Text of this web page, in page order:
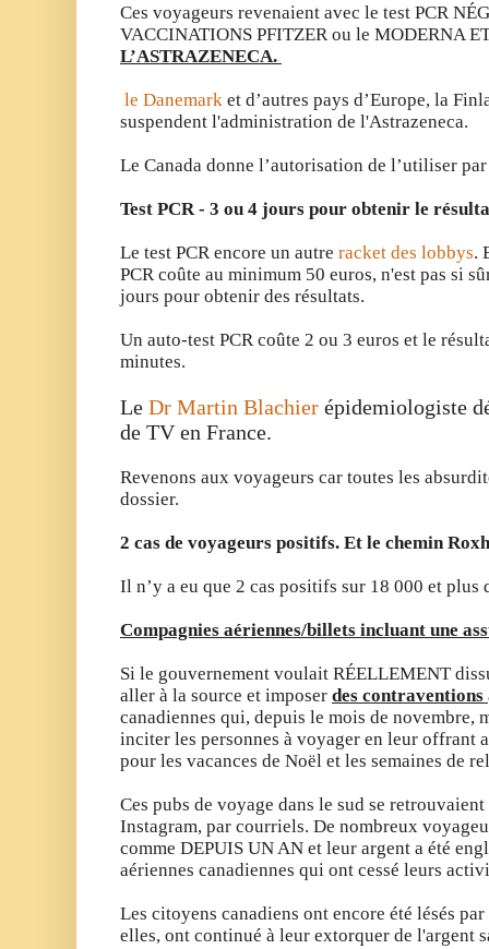
Ces voyageurs revenaient avec le test PCR
VACCINATIONS PFITZER ou le MODERNA
L’ASTRAZENECA.
le Danemark et d’autres pays d’Europe, la
suspendent l'administration de l'Astrazeneca.
Le Canada donne l’autorisation de l’utiliser
Test PCR - 3 ou 4 jours pour obtenir le
Le test PCR encore un autre racket des lobbys.
PCR coûte au minimum 50 euros, n'est pas si
jours pour obtenir des résultats.
Un auto-test PCR coûte 2 ou 3 euros et le
minutes.
Le Dr Martin Blachier épidemiologiste
de TV en France.
Revenons aux voyageurs car toutes les
dossier.
2 cas de voyageurs positifs. Et le chemin
Il n’y a eu que 2 cas positifs sur 18 000 et plus
Compagnies aériennes/billets incluant une
Si le gouvernement voulait RÉELLEMENT
aller à la source et imposer des contraventions
canadiennes qui, depuis le mois de
inciter les personnes à voyager en leur offrant
pour les vacances de Noël et les semaines de
Ces pubs de voyage dans le sud se
Instagram, par courriels. De nombreux
comme DEPUIS UN AN et leur argent a été
aériennes canadiennes qui ont cessé leurs
Les citoyens canadiens ont encore été lésés
elles, ont continué à leur extorquer de l'argent